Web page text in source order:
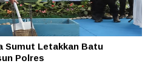
Sumut Letakkan Batu
Polres